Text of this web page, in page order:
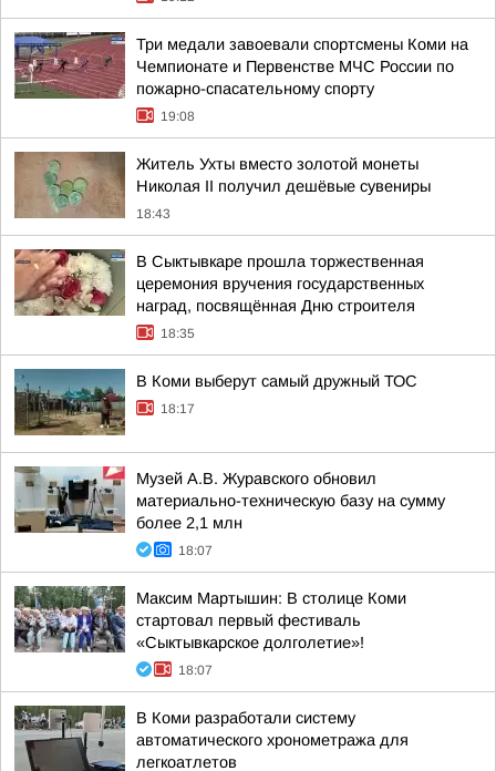
Три медали завоевали спортсмены Коми на
Чемпионате и Первенстве МЧС России по
пожарно-спасательному спорту
19:08
Житель Ухты вместо золотой монеты
Николая II получил дешёвые сувениры
18:43
В Сыктывкаре прошла торжественная
церемония вручения государственных
наград, посвящённая Дню строителя
18:35
В Коми выберут самый дружный ТОС
18:17
Музей А.В. Журавского обновил
материально-техническую базу на сумму
более 2,1 млн
18:07
Максим Мартышин: В столице Коми
стартовал первый фестиваль
«Сыктывкарское долголетие»!
18:07
В Коми разработали систему
автоматического хронометража для
легкоатлетов